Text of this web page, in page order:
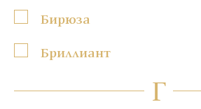
Бирюза
Бриллиант
Г